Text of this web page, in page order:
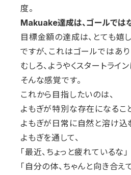
度。
Makuake達成は、ゴールでは
目標金額の達成は、とても嬉
ですが、これはゴールではあり
むしろ、ようやくスタートライ
そんな感覚です。
これから目指したいのは、
よもぎが特別な存在になるこ
よもぎが日常に自然と溶け込
よもぎを通して、
「最近、ちょっと疲れているな」
「自分の体、ちゃんと向き合え